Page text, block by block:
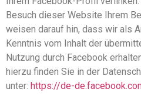
Besuch dieser Website Ihrem
weisen darauf hin, dass wir als
Kenntnis vom Inhalt der
Nutzung durch Facebook
hierzu finden Sie in der
unter: https://de-